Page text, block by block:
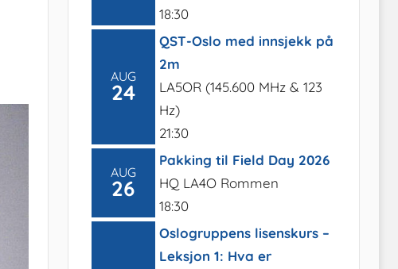
18:30
AUG
24
QST-Oslo med innsjekk på
2m
LA5OR (145.600 MHz & 123
Hz)
21:30
AUG
26
Pakking til Field Day 2026
HQ LA4O Rommen
18:30
Oslogruppens lisenskurs –
Leksjon 1: Hva er